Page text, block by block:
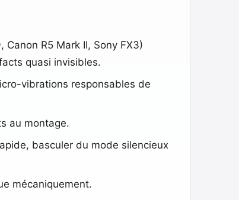
R5 Mark II, Sony FX3)
quasi invisibles.
vibrations responsables de
au montage.
basculer du mode silencieux
mécaniquement.